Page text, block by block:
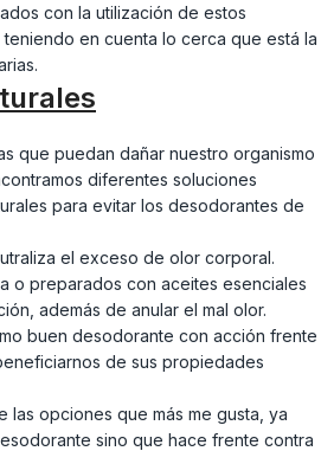
con la utilización de estos
en cuenta lo cerca que está la
que puedan dañar nuestro organismo
diferentes soluciones
para evitar los desodorantes de
el exceso de olor corporal.
o preparados con aceites esenciales
además de anular el mal olor.
buen desodorante con acción frente
de sus propiedades
las opciones que más me gusta, ya
sino que hace frente contra